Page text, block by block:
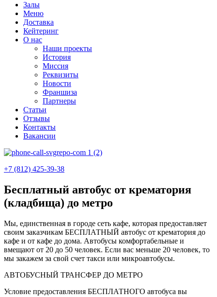
Залы
Меню
Доставка
Кейтеринг
О нас
Наши проекты
История
Миссия
Реквизиты
Новости
Франшиза
Партнеры
Статьи
Отзывы
Контакты
Вакансии
+7 (812) 425-39-38
Бесплатный автобус от крематория
(кладбища) до метро
Мы, единственная в городе сеть кафе, которая предоставляет
своим заказчикам БЕСПЛАТНЫЙ автобус от крематория до
кафе и от кафе до дома. Автобусы комфортабельные и
вмещают от 20 до 50 человек. Если вас меньше 20 человек, то
мы закажем за свой счет такси или микроавтобусы.
АВТОБУСНЫЙ ТРАНСФЕР ДО МЕТРО
Условие предоставления БЕСПЛАТНОГО автобуса вы